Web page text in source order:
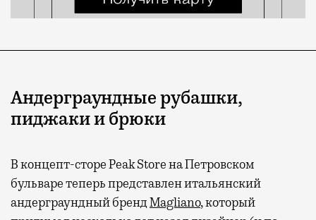
Андерграундные рубашки,
пиджаки и брюки
В концепт-сторе Peak Store на Петровском
бульваре теперь представлен итальянский
андерграундный брендMagliano, который